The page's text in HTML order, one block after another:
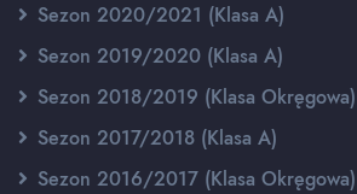
Sezon 2020/2021 (Klasa A)
Sezon 2019/2020 (Klasa A)
Sezon 2018/2019 (Klasa Okręgowa)
Sezon 2017/2018 (Klasa A)
Sezon 2016/2017 (Klasa Okręgowa)